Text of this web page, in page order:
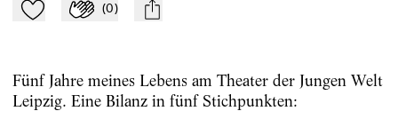
Zu Mein-TdZ hinzufügen
Applaudieren
(0) mail
Fünf Jahre meines Lebens am Theater der Jungen Welt
Leipzig. Eine Bilanz in fünf Stichpunkten: